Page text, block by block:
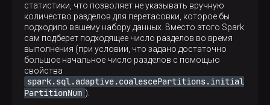
статистики, что позволяет не указывать вручную
количество разделов для перетасовки, которое бы
подходило вашему набору данных. Вместо этого Spark
сам подберет подходящее число разделов во время
выполнения (при условии, что задано достаточно
большое начальное число разделов с помощью
свойства
spark.sql.adaptive.coalescePartitions.initial
PartitionNum ).